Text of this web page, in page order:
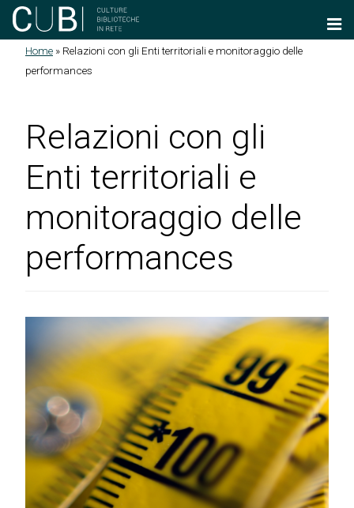
Salta al contenuto principale
Tu sei qui
Home » Relazioni con gli Enti territoriali e monitoraggio delle
performances
Relazioni con gli
Enti territoriali e
monitoraggio delle
performances